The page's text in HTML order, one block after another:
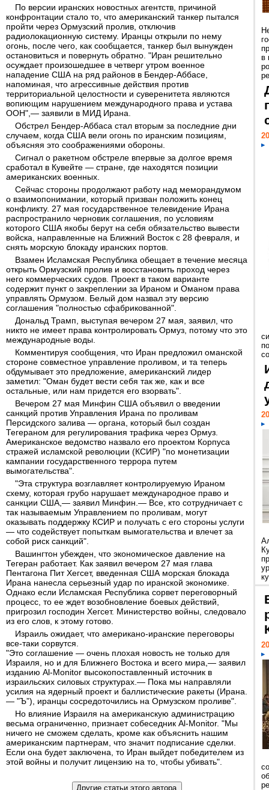
По версии иранских новостных агентств, причиной
конфронтации стало то, что американский танкер пытался
пройти через Ормузский пролив, отключив
радиолокационную систему. Иранцы открыли по нему
огонь, после чего, как сообщается, танкер был вынужден
остановиться и повернуть обратно. "Иран решительно
осуждает произошедшее в четверг утром военное
нападение США на ряд районов в Бендер-Аббасе,
напоминая, что агрессивные действия против
территориальной целостности и суверенитета являются
вопиющим нарушением международного права и устава
ООН",— заявили в МИД Ирана.
Обстрел Бендер-Аббаса стал вторым за последние дни
случаем, когда США вели огонь по иранским позициям,
объясняя это соображениями обороны.
Сигнал о ракетном обстреле впервые за долгое время
сработал в Кувейте — стране, где находятся позиции
американских военных.
Сейчас стороны продолжают работу над меморандумом
о взаимопонимании, который призван положить конец
конфликту. 27 мая государственное телевидение Ирана
распространило черновик соглашения, по условиям
которого США якобы берут на себя обязательство вывести
войска, направленные на Ближний Восток с 28 февраля, и
снять морскую блокаду иранских портов.
Взамен Исламская Республика обещает в течение месяца
открыть Ормузский пролив и восстановить проход через
него коммерческих судов. Проект в таком варианте
содержит пункт о закреплении за Ираном и Оманом права
управлять Ормузом. Белый дом назвал эту версию
соглашения "полностью сфабрикованной".
Дональд Трамп, выступая вечером 27 мая, заявил, что
никто не имеет права контролировать Ормуз, потому что это
международные воды.
Комментируя сообщения, что Иран предложил оманской
стороне совместное управление проливом, и та теперь
обдумывает это предложение, американский лидер
заметил: "Оман будет вести себя так же, как и все
остальные, или нам придется его взорвать".
Вечером 27 мая Минфин США объявил о введении
санкций против Управления Ирана по проливам
Персидского залива — органа, который был создан
Тегераном для регулирования трафика через Ормуз.
Американское ведомство назвало его проектом Корпуса
стражей исламской революции (КСИР) "по монетизации
кампании государственного террора путем
вымогательства".
"Эта структура возглавляет контролируемую Ираном
схему, которая грубо нарушает международное право и
санкции США,— заявил Минфин.— Все, кто сотрудничает с
так называемым Управлением по проливам, могут
оказывать поддержку КСИР и получать с его стороны услуги
— что содействует попыткам вымогательства и влечет за
собой риск санкций".
Вашингтон убежден, что экономическое давление на
Тегеран работает. Как заявил вечером 27 мая глава
Пентагона Пит Хегсет, введенная США морская блокада
Ирана нанесла серьезный удар по иранской экономике.
Однако если Исламская Республика сорвет переговорный
процесс, то ее ждет возобновление боевых действий,
пригрозил господин Хегсет. Министерство войны, следовало
из его слов, к этому готово.
Израиль ожидает, что американо-иранские переговоры
все-таки сорвутся.
"Это соглашение — очень плохая новость не только для
Израиля, но и для Ближнего Востока и всего мира,— заявил
изданию Al-Monitor высокопоставленный источник в
израильских силовых структурах.— Пока мы направляли
усилия на ядерный проект и баллистические ракеты (Ирана.
— "Ъ”), иранцы сосредоточились на Ормузском проливе".
Но влияние Израиля на американскую администрацию
весьма ограниченно, признает собеседник Al-Monitor. "Мы
ничего не сможем сделать, кроме как объяснить нашим
американским партнерам, что значит подписание сделки.
Если она будет заключена, то Иран выйдет победителем из
этой войны и получит лицензию на то, чтобы убивать".
в